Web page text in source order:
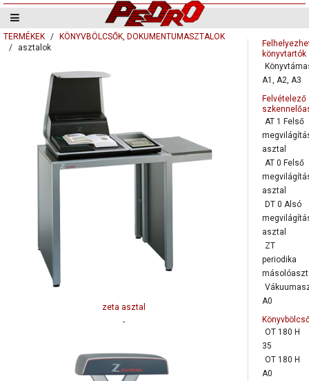
TERMÉKEK
KÖNYVBÖLCSŐK, DOKUMENTUMASZTALOK
asztalok
zeta asztal
-
könyvtartók
A1, A2, A3
Felvételező
AT 1 Felső
asztal
AT 0 Felső
asztal
DT 0 Alsó
asztal
ZT
periodika
A0
OT 180 H
35
OT 180 H
A0